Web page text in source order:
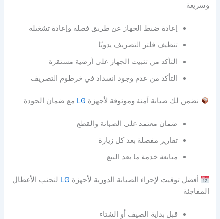
وسريعة
إعادة ضبط الجهاز عن طريق فصله وإعادة تشغيله
تنظيف فلتر التصريف يدويًا
التأكد من تثبيت الجهاز على أرضية مستقرة
التأكد من عدم وجود انسداد في خرطوم التصريف
نضمن لك صيانة آمنة وموثوقة لأجهزة LG مع ضمان الجودة
ضمان معتمد على الصيانة والقطع
تقارير مفصلة بعد كل زيارة
متابعة خدمة ما بعد البيع
أفضل توقيت لإجراء الصيانة الدورية لأجهزة LG لتجنب الأعطال
المفاجئة
قبل بداية الصيف أو الشتاء